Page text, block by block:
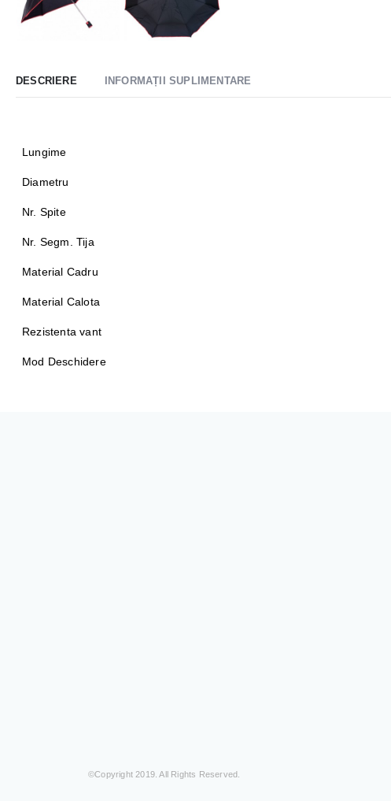
DESCRIERE INFORMAȚII SUPLIMENTARE
Lungime
Diametru
Nr. Spite
Nr. Segm. Tija
Material Cadru
Material Calota
Rezistenta vant
Mod Deschidere
©Copyright 2019. All Rights Reserved.